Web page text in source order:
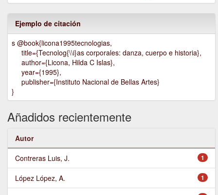
Ejemplo de citación
s @book{licona1995tecnologias,
title={Tecnolog{\\i}as corporales: danza, cuerpo e historia},
author={Licona, Hilda C Islas},
year={1995},
publisher={Instituto Nacional de Bellas Artes}
}
Añadidos recientemente
Autor
1
Contreras Luis, J.
1
López López, A.